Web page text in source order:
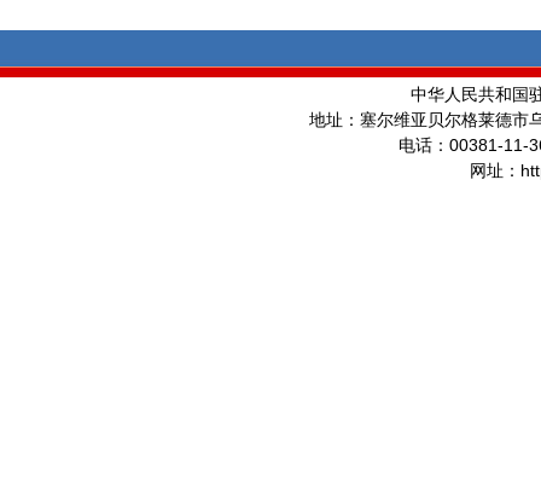
中华人民共和国
地址：塞尔维亚贝尔格莱德市
电话： 00381-11-
网址：